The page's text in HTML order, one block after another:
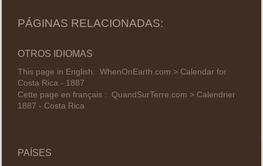
PÁGINAS RELACIONADAS:
OTROS IDIOMAS
This page in English: WhenOnEarth.com > Calendar for
Costa Rica - 1887
Cette page en français : QuandSurTerre.com > Calendrier
1887 - Costa Rica
PAÍSES